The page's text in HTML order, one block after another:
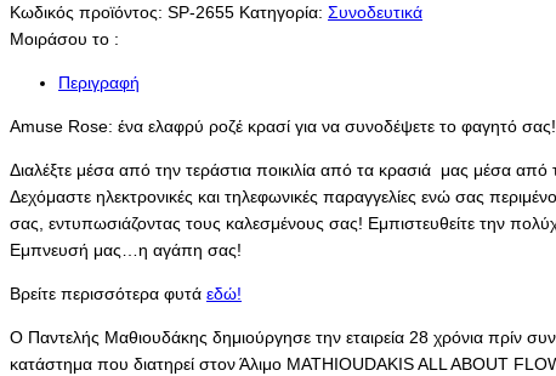
ποσότητα
Κωδικός προϊόντος: SP-2655 Κατηγορία: Συνοδευτικά
Μοιράσου το :
Περιγραφή
Amuse Rose: ένα ελαφρύ ροζέ κρασί για να συνοδέψετε το φαγητό σας!
Διαλέξτε μέσα από την τεράστια ποικιλία από τα κρασιά μας μέσα
Δεχόμαστε ηλεκτρονικές και τηλεφωνικές παραγγελίες ενώ σας
σας, εντυπωσιάζοντας τους καλεσμένους σας! Εμπιστευθείτε την
Εμπνευσή μας…η αγάπη σας!
Βρείτε περισσότερα φυτά εδώ!
Ο Παντελής Μαθιουδάκης δημιούργησε την εταιρεία 28 χρόνια πρίν
κατάστημα που διατηρεί στον Άλιμο MATHIOUDAKIS ALL ABOUT